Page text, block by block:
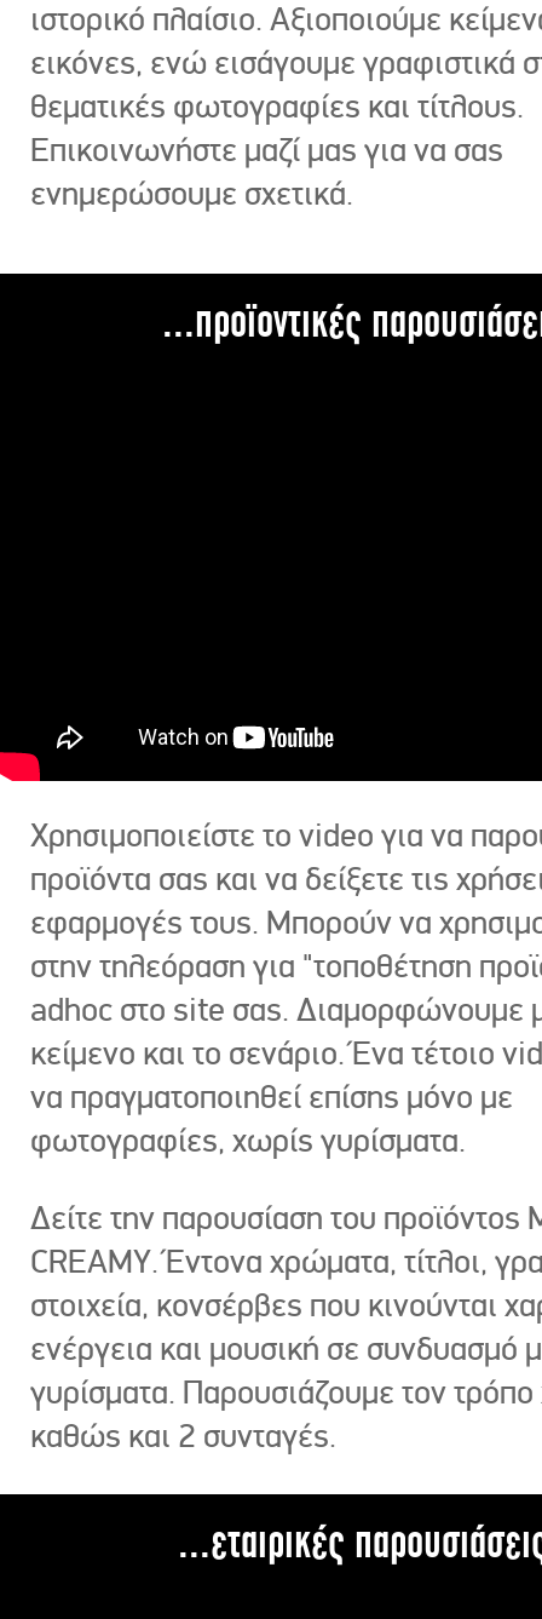
ιστορικό πλαίσιο. Αξιοποιούμε
εικόνες, ενώ εισάγουμε γραφιστικά
θεματικές φωτογραφίες και τίτλους.
Επικοινωνήστε μαζί μας για να σας
ενημερώσουμε σχετικά.
...προϊοντικές
Χρησιμοποιείστε το video για να
προϊόντα σας και να δείξετε τις
εφαρμογές τους. Μπορούν να
στην τηλεόραση για "τοποθέτηση
adhoc στο site σας. Διαμορφώνουμε
κείμενο και το σενάριο. Ένα τέτοιο
να πραγματοποιηθεί επίσης μόνο με
φωτογραφίες, χωρίς γυρίσματα.
Δείτε την παρουσίαση του προϊόντος
CREAMY. Έντονα χρώματα, τίτλοι,
στοιχεία, κονσέρβες που κινούνται
ενέργεια και μουσική σε συνδυασμό
γυρίσματα. Παρουσιάζουμε τον
καθώς και 2 συνταγές.
...εταιρικές